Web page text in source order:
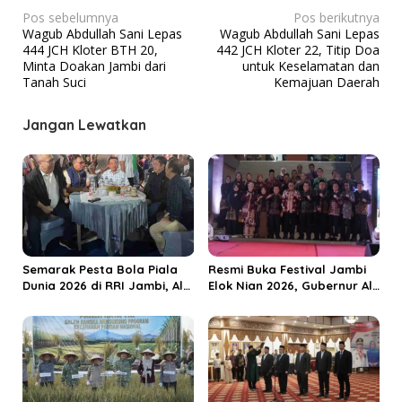
N
a
v
i
g
s
i
p
o
s
Pos sebelumnya
Wagub Abdullah Sani Lepas
444 JCH Kloter BTH 20,
Minta Doakan Jambi dari
Tanah Suci
Pos berikutnya
Wagub Abdullah Sani Lepas
442 JCH Kloter 22, Titip Doa
untuk Keselamatan dan
Kemajuan Daerah
Jangan Lewatkan
Semarak Pesta Bola Piala
Dunia 2026 di RRI Jambi, Al
Ekonomi Rakyat
Resmi Buka Festival Jambi
Elok Nian 2026, Gubernur Al
Jadi Destinasi Wisata
Budaya Unggulan